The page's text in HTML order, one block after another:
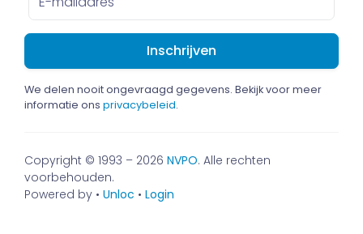
mailadres
We delen nooit ongevraagd gegevens. Bekijk voor meer
informatie ons privacybeleid.
Copyright © 1993 – 2026 NVPO. Alle rechten
voorbehouden.
Powered by • Unloc • Login